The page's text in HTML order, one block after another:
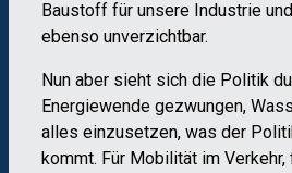
Baustoff für unsere Industrie
ebenso unverzichtbar.
Nun aber sieht sich die Politik
Energiewende gezwungen,
alles einzusetzen, was der
kommt. Für Mobilität im